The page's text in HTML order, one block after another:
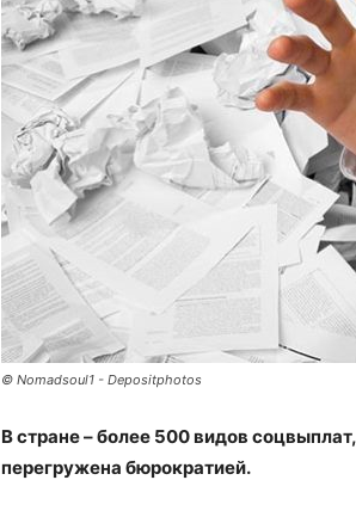
© Nomadsoul1 - Depositphotos
В стране – более 500 видов
перегружена бюрократией.